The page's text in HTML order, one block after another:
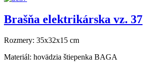
Brašňa elektrikárska vz. 37
Rozmery: 35x32x15 cm
Materiál: hovädzia štiepenka BAGA